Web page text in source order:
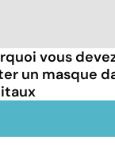
vous
un masque